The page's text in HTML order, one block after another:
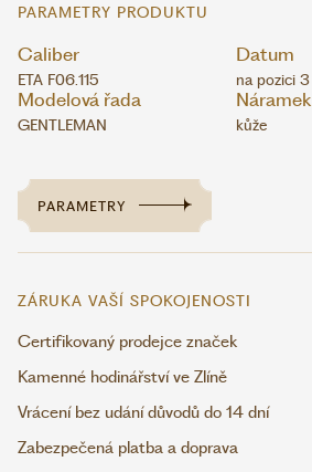
PARAMETRY PRODUKTU
Caliber
ETA F06.115
Datum
na pozici 3
Modelová řada
GENTLEMAN
Náramek
kůže
PARAMETRY
ZÁRUKA VAŠÍ SPOKOJENOSTI
Certifikovaný prodejce značek
Kamenné hodinářství ve Zlíně
Vrácení bez udání důvodů do 14 dní
Zabezpečená platba a doprava